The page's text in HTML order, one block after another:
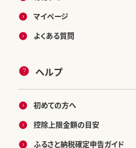
マイページ
よくある質問
ヘルプ
初めての方へ
控除上限金額の目安
ふるさと納税確定申告ガイド